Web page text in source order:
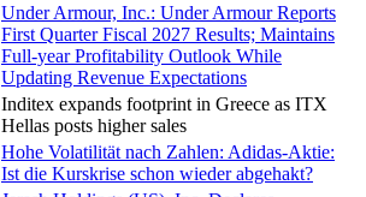
Under Armour, Inc.: Under Armour Reports
First Quarter Fiscal 2027 Results; Maintains
Full-year Profitability Outlook While
Updating Revenue Expectations
Inditex expands footprint in Greece as ITX
Hellas posts higher sales
Hohe Volatilität nach Zahlen: Adidas-Aktie:
Ist die Kurskrise schon wieder abgehakt?